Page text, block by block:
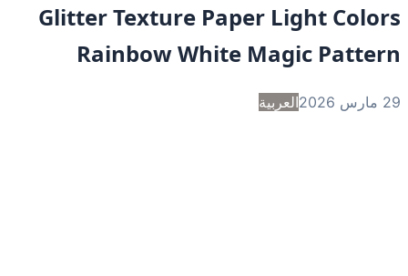
Glitter Texture Paper Light
Rainbow White Magic
العربية